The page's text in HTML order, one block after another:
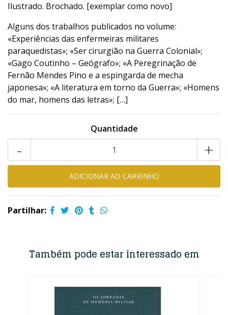
Ilustrado. Brochado. [exemplar como novo]
Alguns dos trabalhos publicados no volume:
«Experiências das enfermeiras militares
paraquedistas»; «Ser cirurgião na Guerra Colonial»;
«Gago Coutinho – Geógrafo»; «A Peregrinação de
Fernão Mendes Pino e a espingarda de mecha
japonesa»; «A literatura em torno da Guerra»; «Homens
do mar, homens das letras»; […]
Quantidade
+
-
Partilhar:
Também pode estar interessado em